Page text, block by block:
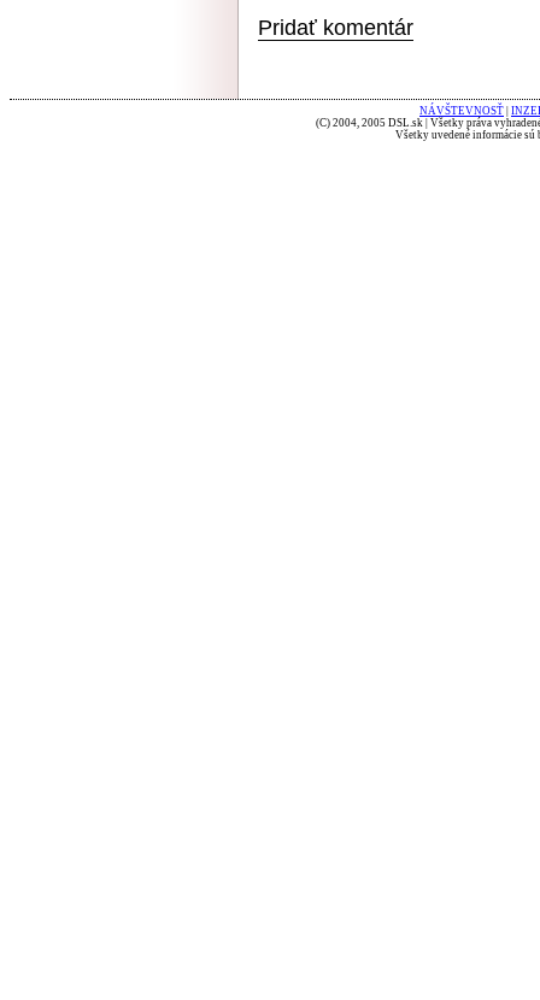
Pridať komentár
NÁVŠTEVNOSŤ
(C) 2004, 2005 DSL.sk | Všetky práva
Všetky uvedené informácie sú